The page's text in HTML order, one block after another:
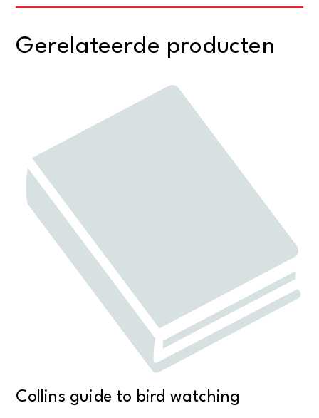
Gerelateerde producten
Collins guide to bird watching